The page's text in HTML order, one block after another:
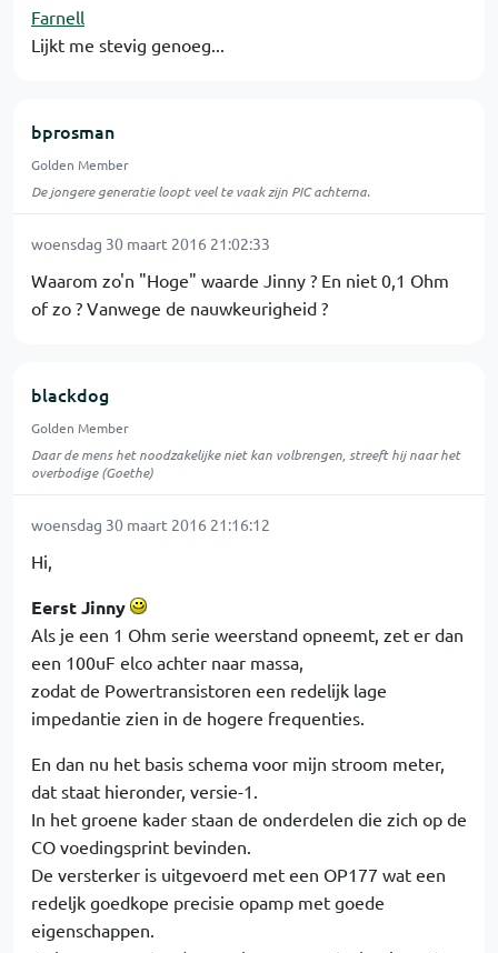
Farnell
Lijkt me stevig genoeg...
bprosman
Golden Member
De jongere generatie loopt veel te vaak zijn PIC achterna.
woensdag 30 maart 2016 21:02:33
Waarom zo'n "Hoge" waarde Jinny ? En niet 0,1 Ohm
of zo ? Vanwege de nauwkeurigheid ?
blackdog
Golden Member
Daar de mens het noodzakelijke niet kan volbrengen, streeft hij naar het
overbodige (Goethe)
woensdag 30 maart 2016 21:16:12
Hi,
Eerst Jinny
Als je een 1 Ohm serie weerstand opneemt, zet er dan
een 100uF elco achter naar massa,
zodat de Powertransistoren een redelijk lage
impedantie zien in de hogere frequenties.
En dan nu het basis schema voor mijn stroom meter,
dat staat hieronder, versie-1.
In het groene kader staan de onderdelen die zich op de
CO voedingsprint bevinden.
De versterker is uitgevoerd met een OP177 wat een
redeljk goedkope precisie opamp met goede
eigenschappen.